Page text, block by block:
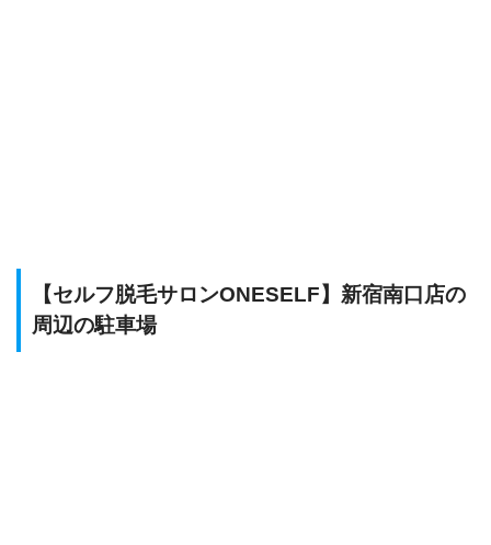
【セルフ脱毛サロンONESELF】新宿南口店の
周辺の駐車場